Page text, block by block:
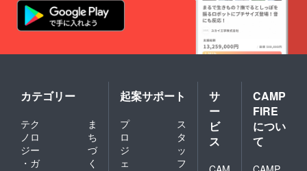
カテゴリー
テク
ノロ
ジー
・ガ
ま
ち
づ
く
起案サポート
プ
ロ
ジ
ェ
ス
タ
ッ
フ
サ
ー
ビ
ス
CAMP
FIRE
につい
て